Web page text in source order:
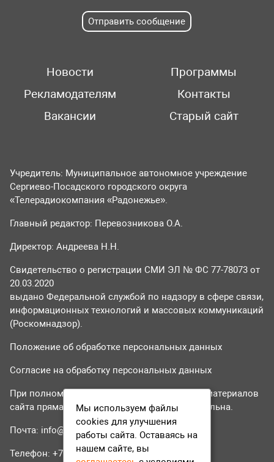
Отправить сообщение
Новости
Программы
Рекламодателям
Контакты
Вакансии
Старый сайт
Учредитель: Муниципальное автономное учреждение
Сергиево-Посадского городского округа
«Телерадиокомпания «Радонежье».
Главный редактор: Перевозникова О.А.
Директор: Андреева Н.Н.
Свидетельство о регистрации СМИ ЭЛ № ФС 77-78073 от
20.03.2020
выдано Федеральной службой по надзору в сфере связи,
информационных технологий и массовых коммуникаций
(Роскомнадзор).
Положение об обработке персональных данных
Согласие на обработку персональных данных
При полном или частичном использовании материалов
сайта прямая гиперссылка на tvr24.tv обязательна.
Почта: info@tvr24.tv
Телефон: +7 (496) 551-04-95
Мы используем файлы
cookies для улучшения
работы сайта. Оставаясь на
нашем сайте, вы